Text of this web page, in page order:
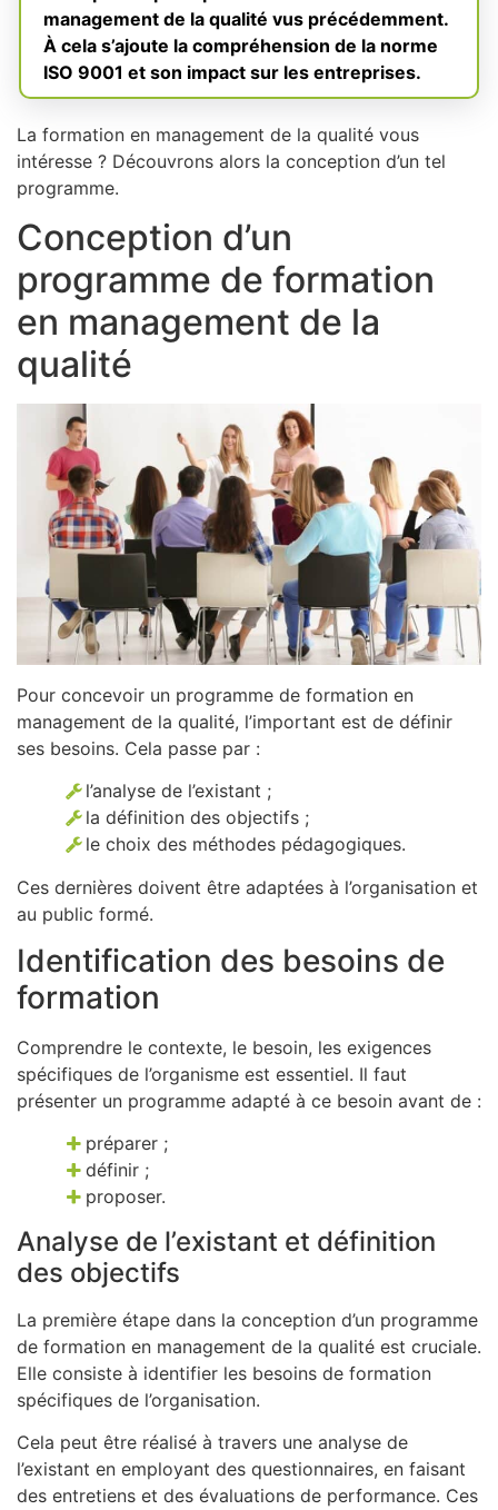
management de la qualité vus précédemment.
À cela s’ajoute la compréhension de la norme
ISO 9001 et son impact sur les entreprises.
La formation en management de la qualité vous
intéresse ? Découvrons alors la conception d’un tel
programme.
Conception d’un
programme de formation
en management de la
qualité
Pour concevoir un programme de formation en
management de la qualité, l’important est de définir
ses besoins. Cela passe par :
l’analyse de l’existant ;
la définition des objectifs ;
le choix des méthodes pédagogiques.
Ces dernières doivent être adaptées à l’organisation et
au public formé.
Identification des besoins de
formation
Comprendre le contexte, le besoin, les exigences
spécifiques de l’organisme est essentiel. Il faut
présenter un programme adapté à ce besoin avant de :
préparer ;
définir ;
proposer.
Analyse de l’existant et définition
des objectifs
La première étape dans la conception d’un programme
de formation en management de la qualité est cruciale.
Elle consiste à identifier les besoins de formation
spécifiques de l’organisation.
Cela peut être réalisé à travers une analyse de
l’existant en employant des questionnaires, en faisant
des entretiens et des évaluations de performance. Ces